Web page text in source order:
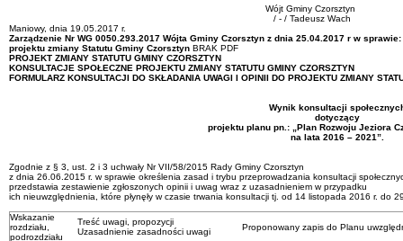
Wójt Gminy Czorsztyn
/ - / Tadeusz Wach
Maniowy, dnia 19.05.2017 r.
Zarządzenie Nr WG 0050.293.2017 Wójta Gminy Czorsztyn z dnia 25.04.2017 r w sprawie:
projektu zmiany Statutu Gminy Czorsztyn BRAK PDF
PROJEKT ZMIANY STATUTU GMINY CZORSZTYN
KONSULTACJE SPOŁECZNE PROJEKTU ZMIANY STATUTU GMINY CZORSZTYN
FORMULARZ KONSULTACJI DO SKŁADANIA UWAGI I OPINII DO PROJEKTU ZMIANY
Wynik konsultacji
dotyczący
projektu planu pn.: „ Plan Rozwoju Jeziora
na lata 2016 – 2021”.
Zgodnie z § 3, ust. 2 i 3 uchwały Nr VII/58/2015 Rady Gminy Czorsztyn
z dnia 26.06.2015 r. w sprawie określenia zasad i trybu przeprowadzania konsultacji
przedstawia zestawienie zgłoszonych opinii i uwag wraz z uzasadnieniem w przypadku
ich nieuwzględnienia, które płynęły w czasie trwania konsultacji tj. od 14 listopada 2016 r. do
Wskazanie
rozdziału,
podrozdziału
Treść uwagi, propozycji
Uzasadnienie zasadności uwagi
Proponowany zapis do Planu